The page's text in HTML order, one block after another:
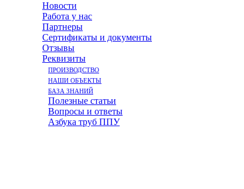
Новости
Работа у нас
Партнеры
Сертификаты и документы
Отзывы
Реквизиты
ПРОИЗВОДСТВО
НАШИ ОБЪЕКТЫ
БАЗА ЗНАНИЙ
Полезные статьи
Вопросы и ответы
Азбука труб ППУ